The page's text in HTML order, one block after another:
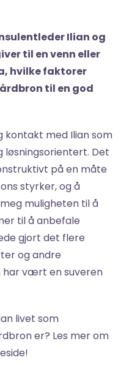
Ilian og
til en venn eller
hvilke faktorer
til en god
kontakt med Ilian som
Det
på en måte
styrker, og å
muligheten til å
til å anbefale
gjort det flere
og andre
har vært en suveren
livet som
er? Les mer om